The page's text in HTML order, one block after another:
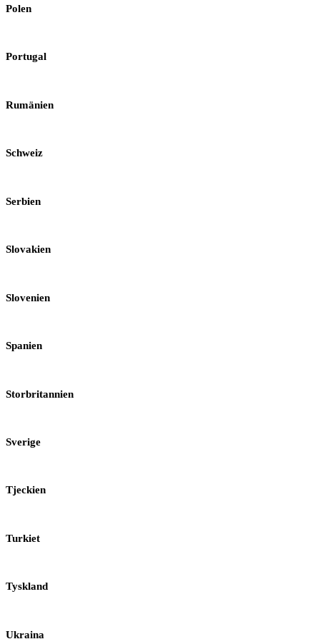
Polen
Portugal
Rumänien
Schweiz
Serbien
Slovakien
Slovenien
Spanien
Storbritannien
Sverige
Tjeckien
Turkiet
Tyskland
Ukraina